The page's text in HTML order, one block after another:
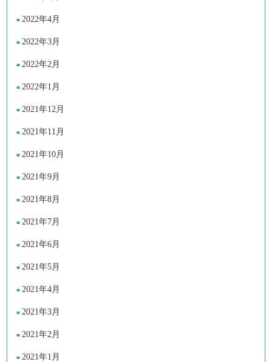
2022年4月
2022年3月
2022年2月
2022年1月
2021年12月
2021年11月
2021年10月
2021年9月
2021年8月
2021年7月
2021年6月
2021年5月
2021年4月
2021年3月
2021年2月
2021年1月